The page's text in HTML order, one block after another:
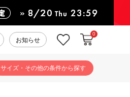
お知らせ お気に入りカートに入
0
サイズ・その他の条件から探す